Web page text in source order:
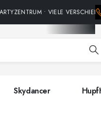
• VIELE
Skydancer